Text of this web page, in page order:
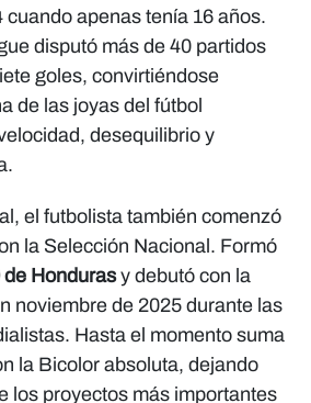
cuando apenas tenía 16 años.
disputó más de 40 partidos
goles, convirtiéndose
de las joyas del fútbol
desequilibrio y
el futbolista también comenzó
la Selección Nacional. Formó
Hondurasy debutó con la
noviembre de 2025 durante las
Hasta el momento suma
la Bicolor absoluta, dejando
los proyectos más importantes